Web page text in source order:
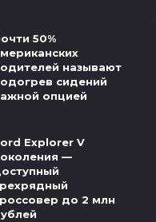
50%
называют
сидений
опцией
Explorer V
—
до 2 млн